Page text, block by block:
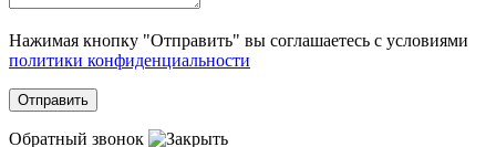
Нажимая кнопку "Отправить" вы соглашаетесь с условиями
политики конфиденциальности
Отправить
Обратный звонок